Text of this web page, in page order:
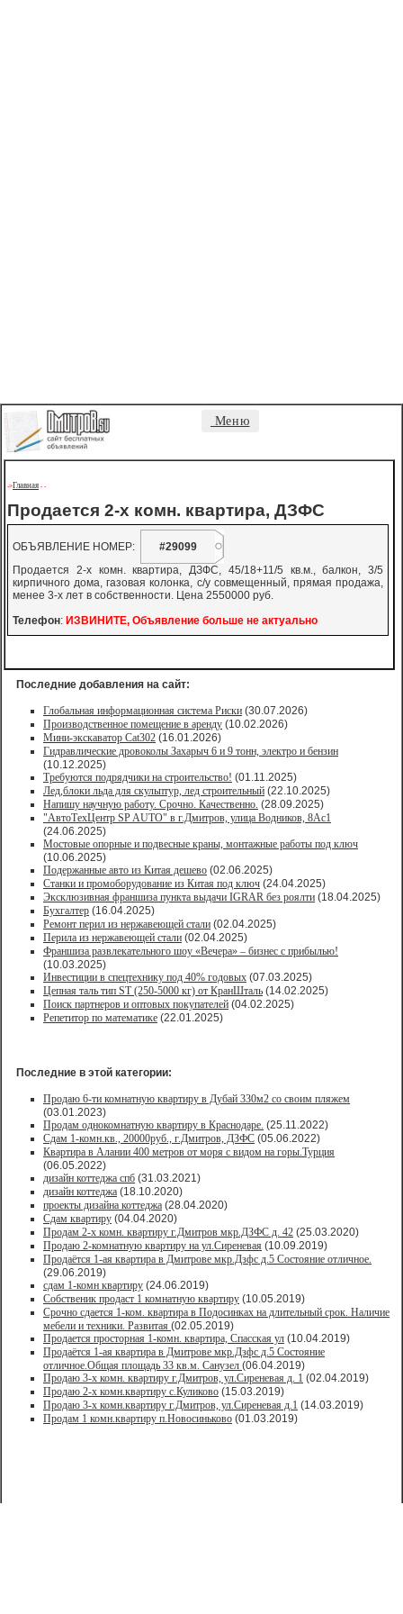
Меню
->Главная - -
Продается 2-х комн. квартира, ДЗФС
ОБЪЯВЛЕНИЕ НОМЕР:
#29099
Продается 2-х комн. квартира, ДЗФС, 45/18+11/5 кв.м., балкон, 3/5
кирпичного дома, газовая колонка, с/у совмещенный, прямая продажа,
менее 3-х лет в собственности. Цена 2550000 руб.
Телефон: ИЗВИНИТЕ, Объявление больше не актуально
Последние добавления на сайт:
Глобальная информационная система Риски (30.07.2026)
Производственное помещение в аренду (10.02.2026)
Мини-экскаватор Cat302 (16.01.2026)
Гидравлические дровоколы Захарыч 6 и 9 тонн, электро и бензин
(10.12.2025)
Требуются подрядчики на строительство! (01.11.2025)
Лед,блоки льда для скульптур, лед строительный (22.10.2025)
Напишу научную работу. Срочно. Качественно. (28.09.2025)
"АвтоТехЦентр SP AUTO" в г.Дмитров, улица Водников, 8Ас1
(24.06.2025)
Мостовые опорные и подвесные краны, монтажные работы под ключ
(10.06.2025)
Подержанные авто из Китая дешево (02.06.2025)
Станки и промоборудование из Китая под ключ (24.04.2025)
Эксклюзивная франшиза пункта выдачи IGRAR без роялти (18.04.2025)
Бухгалтер (16.04.2025)
Ремонт перил из нержавеющей стали (02.04.2025)
Перила из нержавеющей стали (02.04.2025)
Франшиза развлекательного шоу «Вечера» – бизнес с прибылью!
(10.03.2025)
Инвестиции в спецтехнику под 40% годовых (07.03.2025)
Цепная таль тип ST (250-5000 кг) от КранШталь (14.02.2025)
Поиск партнеров и оптовых покупателей (04.02.2025)
Репетитор по математике (22.01.2025)
Последние в этой категории:
Продаю 6-ти комнатную квартиру в Дубай 330м2 со своим пляжем
(03.01.2023)
Продам однокомнатную квартиру в Краснодаре. (25.11.2022)
Сдам 1-комн.кв., 20000руб., г.Дмитров, ДЗФС (05.06.2022)
Квартира в Алании 400 метров от моря с видом на горы.Турция
(06.05.2022)
дизайн коттеджа спб (31.03.2021)
дизайн коттеджа (18.10.2020)
проекты дизайна коттеджа (28.04.2020)
Сдам квартиру (04.04.2020)
Продам 2-х комн. квартиру г.Дмитров мкр.ДЗФС д. 42 (25.03.2020)
Продаю 2-комнатную квартиру на ул.Сиреневая (10.09.2019)
Продаётся 1-ая квартира в Дмитрове мкр.Дзфс д.5 Состояние отличное.
(29.06.2019)
сдам 1-комн квартиру (24.06.2019)
Собственик продаст 1 комнатную квартиру (10.05.2019)
Срочно сдается 1-ком. квартира в Подосинках на длительный срок. Наличие
мебели и техники. Развитая (02.05.2019)
Продается просторная 1-комн. квартира, Спасская ул (10.04.2019)
Продаётся 1-ая квартира в Дмитрове мкр.Дзфс д.5 Состояние
отличное.Общая площадь 33 кв.м. Санузел (06.04.2019)
Продаю 3-х комн. квартиру г.Дмитров, ул.Сиреневая д. 1 (02.04.2019)
Продаю 2-х комн.квартиру с.Куликово (15.03.2019)
Продаю 3-х комн.квартиру г.Дмитров, ул.Сиреневая д.1 (14.03.2019)
Продам 1 комн.квартиру п.Новосиньково (01.03.2019)